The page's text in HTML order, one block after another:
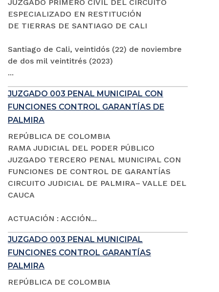
JUZGADO PRIMERO CIVIL DEL CIRCUITO
ESPECIALIZADO EN RESTITUCIÓN
DE TIERRAS DE SANTIAGO DE CALI
Santiago de Cali, veintidós (22) de noviembre
de dos mil veintitrés (2023)
...
JUZGADO 003 PENAL MUNICIPAL CON
FUNCIONES CONTROL GARANTÍAS DE
PALMIRA
REPÚBLICA DE COLOMBIA
RAMA JUDICIAL DEL PODER PÚBLICO
JUZGADO TERCERO PENAL MUNICIPAL CON
FUNCIONES DE CONTROL DE GARANTÍAS
CIRCUITO JUDICIAL DE PALMIRA– VALLE DEL
CAUCA
ACTUACIÓN : ACCIÓN...
JUZGADO 003 PENAL MUNICIPAL
FUNCIONES CONTROL GARANTÍAS
PALMIRA
REPÚBLICA DE COLOMBIA